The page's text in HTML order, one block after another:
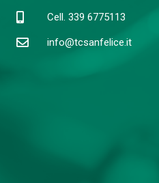
Cell. 339 6775113
info@tcsanfelice.it